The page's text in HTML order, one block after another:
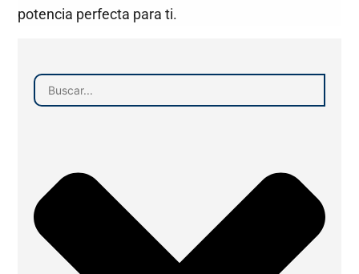
potencia perfecta para ti.